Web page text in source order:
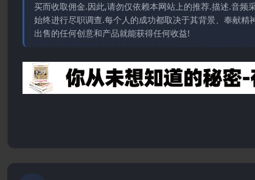
买而收取佣金.因此,请勿仅依赖本网站上的推荐.描述.音
始终进行尽职调查.每个人的成功都取决于其背景、奉献
出售的任何创意和产品就能获得任何收益!